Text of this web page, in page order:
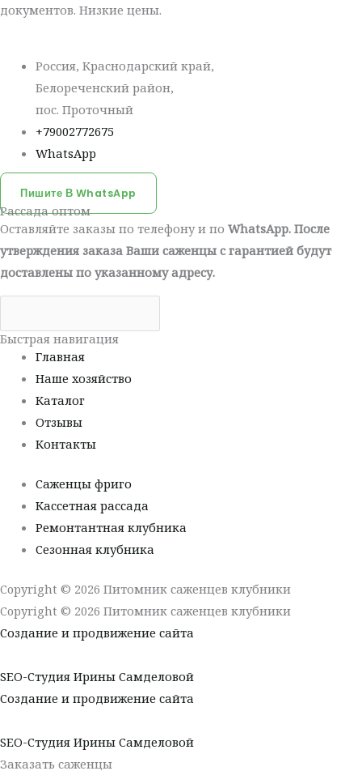
документов. Низкие цены.
Россия, Краснодарский край,
Белореченский район,
пос. Проточный
+79002772675
WhatsApp
Пишите В WhatsApp
Рассада оптом
Оставляйте заказы по телефону и по WhatsApp. После
утверждения заказа Ваши саженцы с гарантией будут
доставлены по указанному адресу.
Быстрая навигация
Главная
Наше хозяйство
Каталог
Отзывы
Контакты
Саженцы фриго
Кассетная рассада
Ремонтантная клубника
Сезонная клубника
Copyright © 2026 Питомник саженцев клубники
Copyright © 2026 Питомник саженцев клубники
Создание и продвижение сайта
SEO-Студия Ирины Самделовой
Создание и продвижение сайта
SEO-Студия Ирины Самделовой
Заказать саженцы